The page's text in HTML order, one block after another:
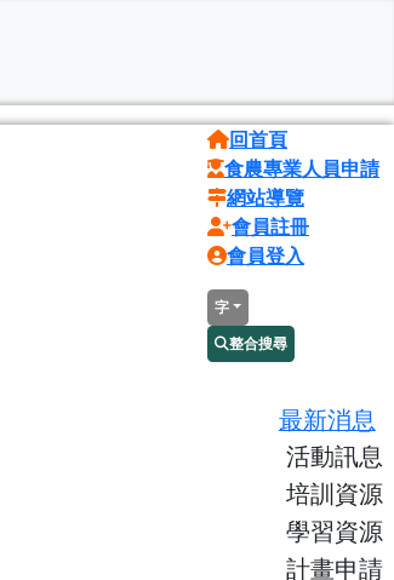
回首頁
食農專業人員申請
網站導覽
會員註冊
會員登入
字
整合搜尋
最新消息
活動訊息
培訓資源
學習資源
計畫申請